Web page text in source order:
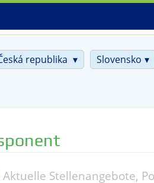
republika Slovensko
Aktuelle Stellenangebote,